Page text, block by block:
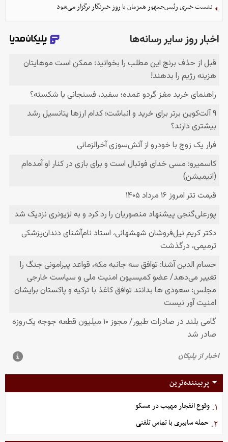
نشست خبری رئیس‌جمهور همزمان با روز خبرنگار برگزار می‌شود
پربیننده‌ترین
۱. وقوع انفجار مهیب در مسکو
۲. حمله سایبری با تماس تلفنی